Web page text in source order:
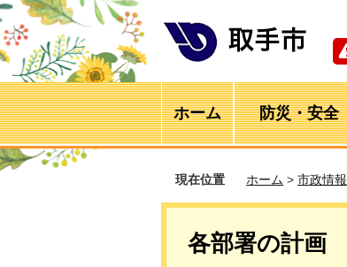
ホーム 防災・安全
現在位置 ホーム > 市政情報
各部署の計画